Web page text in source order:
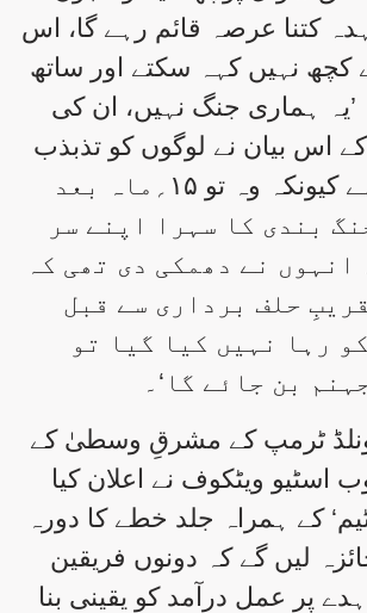
کتنا عرصہ قائم رہے گا، اس
کچھ نہیں کہہ سکتے اور ساتھ
’یہ ہماری جنگ نہیں، ان کی
اس بیان نے لوگوں کو تذبذب
میں مبتلا کیا ہے کیونکہ وہ تو ۱۵؍ماہ بعد
بندی کا سہرا اپنے سر
انہوں نے دھمکی دی تھی کہ
حلف برداری سے قبل
رہا نہیں کیا گیا تو
بن جائے گا‘۔
ٹرمپ کے مشرقِ وسطیٰ کے
ویٹکوف نے اعلان کیا
کے ہمراہ جلد خطے کا دورہ
لیں گے کہ دونوں فریقین
پر عمل درآمد کو یقینی بنا